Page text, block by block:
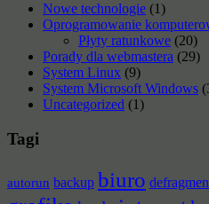
Nowe technologie (1)
Oprogramowanie
Płyty ratunkowe (20)
Porady dla webmastera (29)
System Linux (9)
System Microsoft Windows
Uncategorized (1)
Tagi
autorun backup biuro